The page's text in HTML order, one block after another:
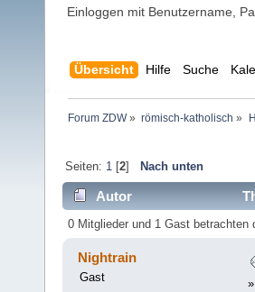
Einloggen mit Benutzername,
Übersicht Hilfe Suche
Forum ZDW» römisch-katholisch »
Seiten: 1[2] Nach unten
Autor
0 Mitglieder und 1 Gast betrachten
Nightrain
Gast
»